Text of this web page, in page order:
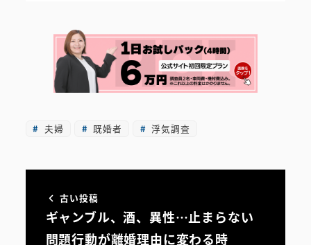
夫婦 既婚者 浮気調査
古い投稿
ギャンブル、酒、異性…止まらない
問題行動が離婚理由に変わる時